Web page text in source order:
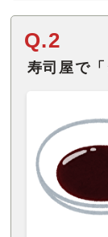
Q.2
寿司屋で